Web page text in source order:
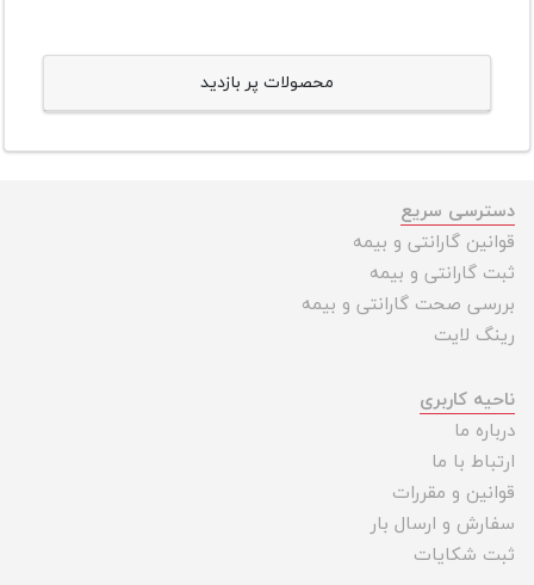
محصولات پر بازدید
دسترسی سریع
قوانین گارانتی و بیمه
ثبت گارانتی و بیمه
بررسی صحت گارانتی و بیمه
رینگ لایت
ناحیه کاربری
درباره ما
ارتباط با ما
قوانین و مقررات
سفارش و ارسال بار
ثبت شکایات